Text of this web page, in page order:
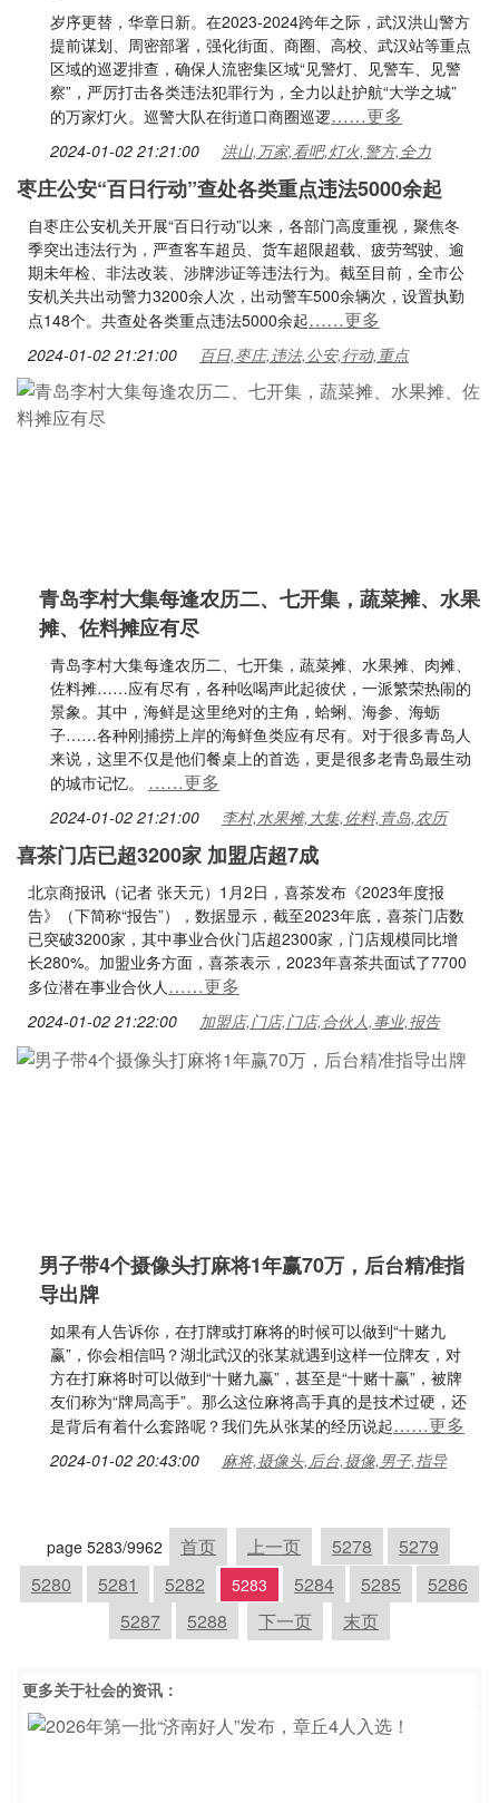
岁序更替，华章日新。在2023-2024跨年之际，武汉洪山警方
提前谋划、周密部署，强化街面、商圈、高校、武汉站等重点
区域的巡逻排查，确保人流密集区域“见警灯、见警车、见警
察”，严厉打击各类违法犯罪行为，全力以赴护航“大学之城”
的万家灯火。巡警大队在街道口商圈巡逻……更多
2024-01-02 21:21:00 洪山,万家,看吧,灯火,警方,全力
枣庄公安“百日行动”查处各类重点违法5000余起
自枣庄公安机关开展“百日行动”以来，各部门高度重视，聚焦冬
季突出违法行为，严查客车超员、货车超限超载、疲劳驾驶、逾
期未年检、非法改装、涉牌涉证等违法行为。截至目前，全市公
安机关共出动警力3200余人次，出动警车500余辆次，设置执勤
点148个。共查处各类重点违法5000余起……更多
2024-01-02 21:21:00 百日,枣庄,违法,公安,行动,重点
青岛李村大集每逢农历二、七开集，蔬菜摊、水果
摊、佐料摊应有尽
青岛李村大集每逢农历二、七开集，蔬菜摊、水果摊、肉摊、
佐料摊……应有尽有，各种吆喝声此起彼伏，一派繁荣热闹的
景象。其中，海鲜是这里绝对的主角，蛤蜊、海参、海蛎
子……各种刚捕捞上岸的海鲜鱼类应有尽有。对于很多青岛人
来说，这里不仅是他们餐桌上的首选，更是很多老青岛最生动
的城市记忆。 ……更多
2024-01-02 21:21:00 李村,水果摊,大集,佐料,青岛,农历
喜茶门店已超3200家 加盟店超7成
北京商报讯（记者 张天元）1月2日，喜茶发布《2023年度报
告》（下简称“报告”），数据显示，截至2023年底，喜茶门店数
已突破3200家，其中事业合伙门店超2300家，门店规模同比增
长280%。加盟业务方面，喜茶表示，2023年喜茶共面试了7700
多位潜在事业合伙人……更多
2024-01-02 21:22:00 加盟店,门店,门店,合伙人,事业,报告
男子带4个摄像头打麻将1年赢70万，后台精准指
导出牌
如果有人告诉你，在打牌或打麻将的时候可以做到“十赌九
赢”，你会相信吗？湖北武汉的张某就遇到这样一位牌友，对
方在打麻将时可以做到“十赌九赢”，甚至是“十赌十赢”，被牌
友们称为“牌局高手”。那么这位麻将高手真的是技术过硬，还
是背后有着什么套路呢？我们先从张某的经历说起……更多
2024-01-02 20:43:00 麻将,摄像头,后台,摄像,男子,指导
page 5283/9962 首页 上一页 5278
5279
5280
5281 5282 5283 5284 5285
5286
5287
5288 下一页 末页
更多关于社会的资讯：